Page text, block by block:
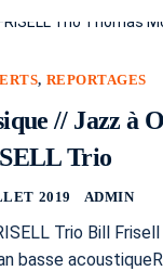
, REPORTAGES
// Jazz à
Trio
2019 ADMIN
Trio Bill
basse